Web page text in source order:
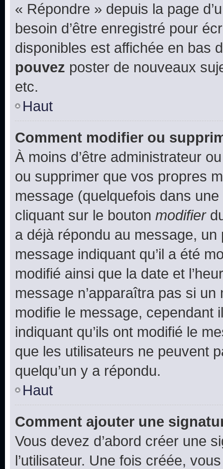
« Répondre » depuis la page
besoin d’être enregistré pour
disponibles est affichée en bas
pouvez poster de nouveaux
etc.
Haut
Comment modifier ou
À moins d’être administrateur
ou supprimer que vos propres
message (quelquefois dans
cliquant sur le bouton modifier
a déjà répondu au message, un
message indiquant qu’il a été
modifié ainsi que la date et
message n’apparaîtra pas si
modifie le message, cependant
indiquant qu’ils ont modifié le
que les utilisateurs ne peuvent
quelqu’un y a répondu.
Haut
Comment ajouter une
Vous devez d’abord créer une
l’utilisateur. Une fois créée,